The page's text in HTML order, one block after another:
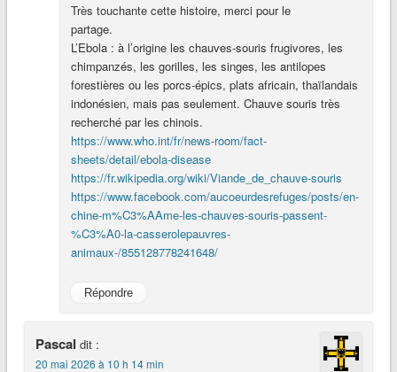
Très touchante cette histoire, merci pour le
partage.
L’Ebola : à l’origine les chauves-souris frugivores, les
chimpanzés, les gorilles, les singes, les antilopes
forestières ou les porcs-épics, plats africain, thaïlandais
indonésien, mais pas seulement. Chauve souris très
recherché par les chinois.
https://www.who.int/fr/news-room/fact-
sheets/detail/ebola-disease
https://fr.wikipedia.org/wiki/Viande_de_chauve-souris
https://www.facebook.com/aucoeurdesrefuges/posts/en-
chine-m%C3%AAme-les-chauves-souris-passent-
%C3%A0-la-casserolepauvres-
animaux-/855128778241648/
Répondre
Pascal dit :
20 mai 2026 à 10 h 14 min